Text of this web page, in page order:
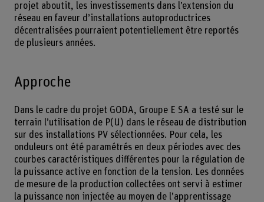
projet aboutit, les investissements dans l’extension du
réseau en faveur d’installations autoproductrices
décentralisées pourraient potentiellement être reportés
de plusieurs années.
Approche
Dans le cadre du projet GODA, Groupe E SA a testé sur le
terrain l’utilisation de P(U) dans le réseau de distribution
sur des installations PV sélectionnées. Pour cela, les
onduleurs ont été paramétrés en deux périodes avec des
courbes caractéristiques différentes pour la régulation de
la puissance active en fonction de la tension. Les données
de mesure de la production collectées ont servi à estimer
la puissance non injectée au moyen de l’apprentissage